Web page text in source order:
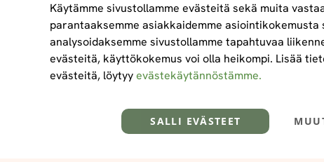
Käytämme sivustollamme evästeitä sekä muita
parantaaksemme asiakkaidemme asiointikokemusta
analysoidaksemme sivustollamme tapahtuvaa
evästeitä, käyttökokemus voi olla heikompi. Lisää
evästeitä, löytyyevästekäytännöstämme.
SALLI EVÄSTEET